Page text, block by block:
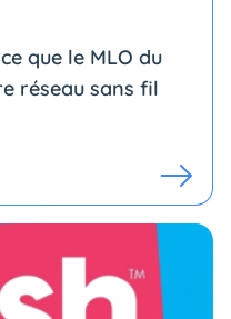
que le MLO du
réseau sans fil